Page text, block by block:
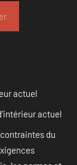
actuel
actuel
du